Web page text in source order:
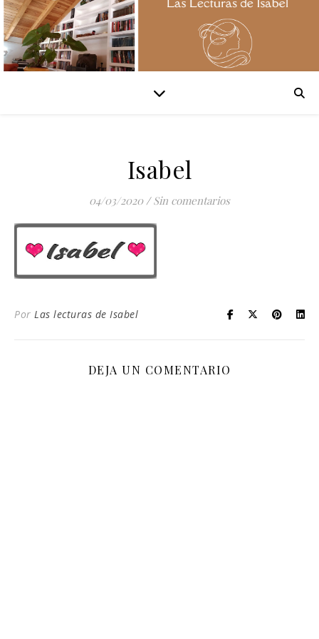
Isabel
04/03/2020 / Sin comentarios
Por Las lecturas de Isabel
DEJA UN COMENTARIO